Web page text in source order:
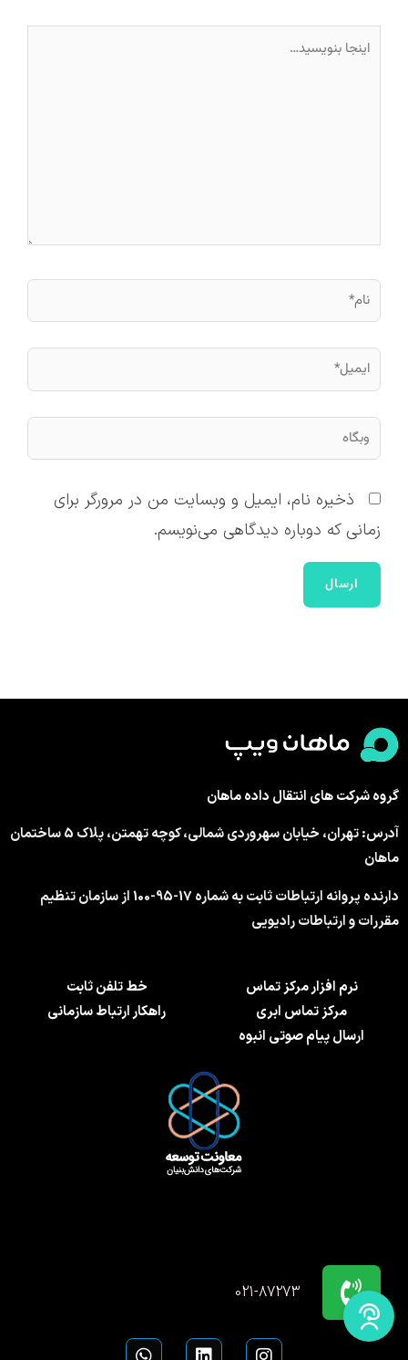
اینجا
نام*
ایمیل*
وبگاه
ذخیره نام، ایمیل و وبسایت من در مرورگر برای
زمانی که دوباره دیدگاهی می‌نویسم.
گروه شرکت های انتقال داده ماهان
آدرس: تهران، خیابان سهروردی شمالی، کوچه تهمتن، پلاک 5 ساختمان
ماهان
دارنده پروانه ارتباطات ثابت به شماره 17-95-100 از سازمان تنظیم
مقررات و ارتباطات رادیویی
نرم افزار مرکز تماس
مرکز تماس ابری
ارسال پیام صوتی انبوه
خط تلفن ثابت
راهکار ارتباط سازمانی
I
L
W
021-87273